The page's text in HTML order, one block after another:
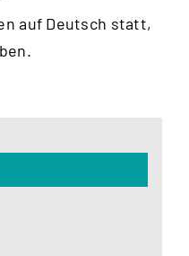
auf Deutsch statt,